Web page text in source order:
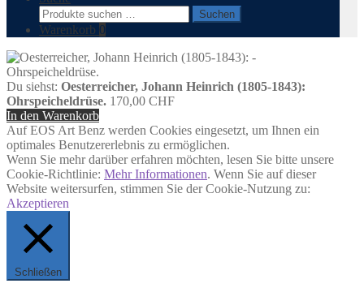
Suchen
nach:
Suchen
Warenkorb 0
Du siehst: Oesterreicher, Johann Heinrich (1805-1843):
Ohrspeicheldrüse. 170,00 CHF
In den Warenkorb
Auf EOS Art Benz werden Cookies eingesetzt, um Ihnen ein
optimales Benutzererlebnis zu ermöglichen.
Wenn Sie mehr darüber erfahren möchten, lesen Sie bitte unsere
Cookie-Richtlinie: Mehr Informationen. Wenn Sie auf dieser
Website weitersurfen, stimmen Sie der Cookie-Nutzung zu:
Akzeptieren
Schließen